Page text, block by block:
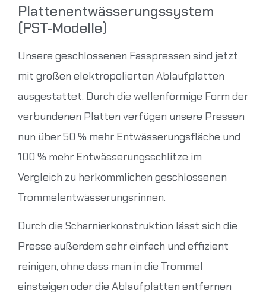
Plattenentwässerungssystem
(PST-Modelle)
Unsere geschlossenen Fasspressen sind jetzt
mit großen elektropolierten Ablaufplatten
ausgestattet. Durch die wellenförmige Form der
verbundenen Platten verfügen unsere Pressen
nun über 50 % mehr Entwässerungsfläche und
100 % mehr Entwässerungsschlitze im
Vergleich zu herkömmlichen geschlossenen
Trommelentwässerungsrinnen.
Durch die Scharnierkonstruktion lässt sich die
Presse außerdem sehr einfach und effizient
reinigen, ohne dass man in die Trommel
einsteigen oder die Ablaufplatten entfernen